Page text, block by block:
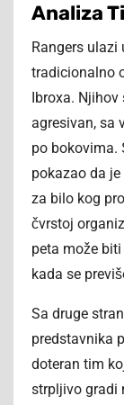
Analiza
Rangers
tradicionalno
Ibroxa.
agresivan, sa
po bokovima.
pokazao da
za bilo kog
čvrstoj
peta može
kada se
Sa druge
predstavnika
doteran tim
strpljivo gradi